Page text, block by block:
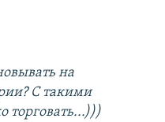
на
С такими
торговать...)))